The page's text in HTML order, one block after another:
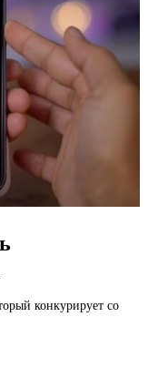
конкурирует со